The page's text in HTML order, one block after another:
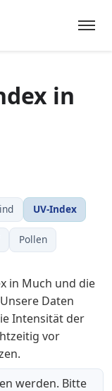
in
UV-Index
Pollen
in Much und die
Daten
Intensität der
vor
werden. Bitte